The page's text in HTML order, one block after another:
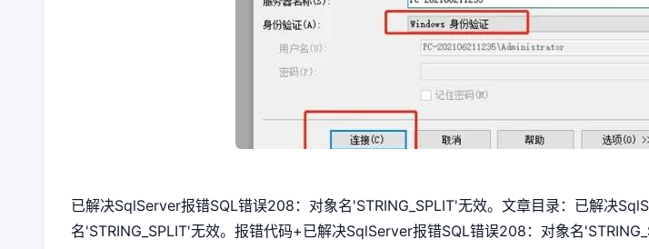
已解决SqlServer报错SQL错误208：对象名'STRING_SPLIT'无效。文章目录：已解决
名'STRING_SPLIT'无效。报错代码+已解决SqlServer报错SQL错误208：对象名